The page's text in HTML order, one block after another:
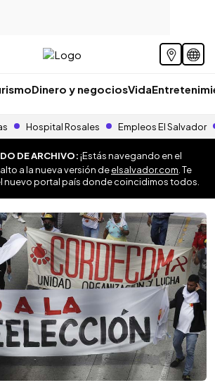
Dinero y negociosVida
Hospital Rosales Empleos El Salvador
DE ARCHIVO:¡Estás navegando en el
a la nueva versión deelsalvador.com . Te
nuevo portal país donde coincidimos todos.